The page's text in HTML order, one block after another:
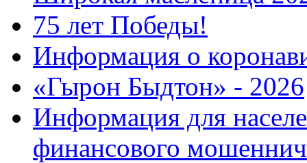
75 лет Победы!
Информация о
«Гырон Быдтон» - 2026
Информация для
финансового